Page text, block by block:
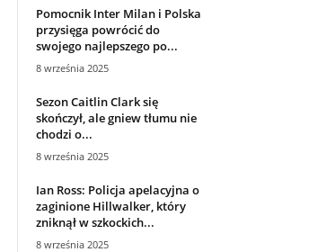
Pomocnik Inter Milan i Polska
przysięga powrócić do
swojego najlepszego po...
8 września 2025
Sezon Caitlin Clark się
skończył, ale gniew tłumu nie
chodzi o...
8 września 2025
Ian Ross: Policja apelacyjna o
zaginione Hillwalker, który
zniknął w szkockich...
8 września 2025